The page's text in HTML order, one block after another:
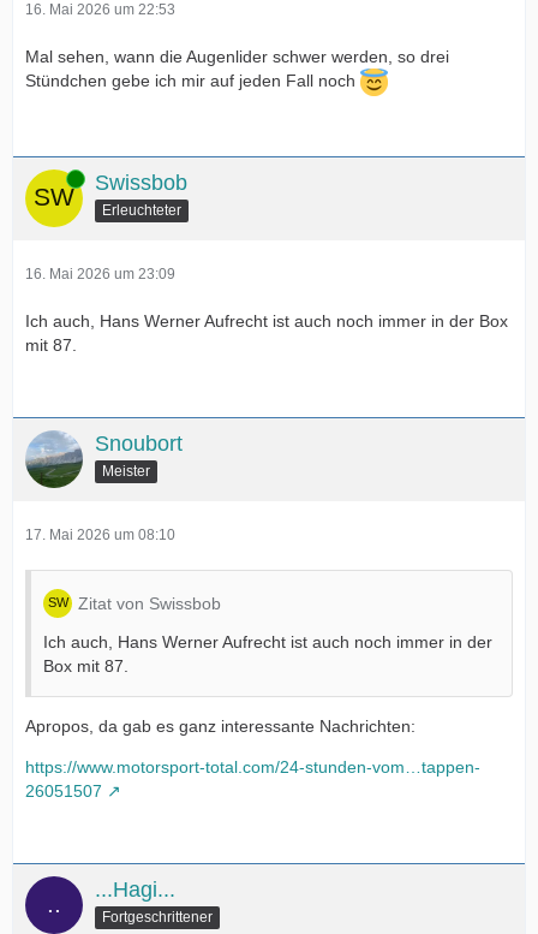
16. Mai 2026 um 22:53
Mal sehen, wann die Augenlider schwer werden, so drei
Stündchen gebe ich mir auf jeden Fall noch
Online Swissbob
Erleuchteter
16. Mai 2026 um 23:09
Ich auch, Hans Werner Aufrecht ist auch noch immer in der Box
mit 87.
Snoubort
Meister
17. Mai 2026 um 08:10
Zitat von Swissbob
Ich auch, Hans Werner Aufrecht ist auch noch immer in der
Box mit 87.
Apropos, da gab es ganz interessante Nachrichten:
https://www.motorsport-total.com/24-stunden-vom…tappen-
26051507
...Hagi...
Fortgeschrittener